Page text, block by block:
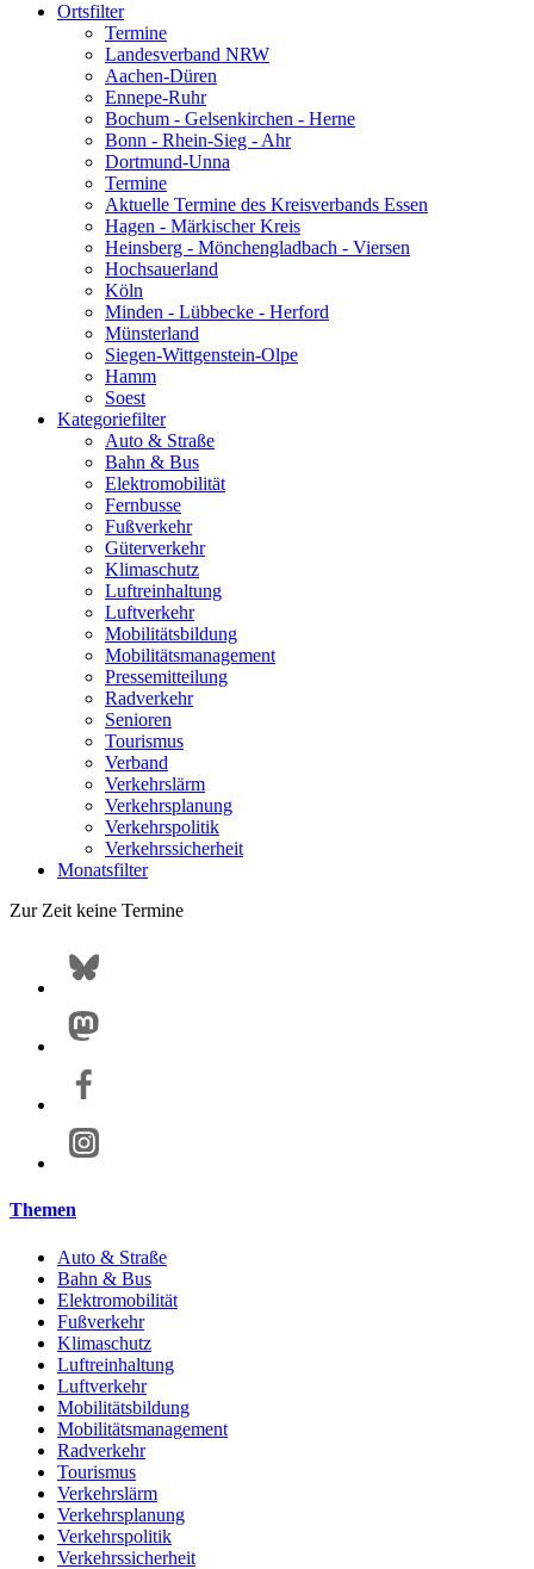
Ortsfilter
Termine
Landesverband NRW
Aachen-Düren
Ennepe-Ruhr
Bochum - Gelsenkirchen - Herne
Bonn - Rhein-Sieg - Ahr
Dortmund-Unna
Termine
Aktuelle Termine des Kreisverbands Essen
Hagen - Märkischer Kreis
Heinsberg - Mönchengladbach - Viersen
Hochsauerland
Köln
Minden - Lübbecke - Herford
Münsterland
Siegen-Wittgenstein-Olpe
Hamm
Soest
Kategoriefilter
Auto & Straße
Bahn & Bus
Elektromobilität
Fernbusse
Fußverkehr
Güterverkehr
Klimaschutz
Luftreinhaltung
Luftverkehr
Mobilitätsbildung
Mobilitätsmanagement
Pressemitteilung
Radverkehr
Senioren
Tourismus
Verband
Verkehrslärm
Verkehrsplanung
Verkehrspolitik
Verkehrssicherheit
Monatsfilter
Zur Zeit keine Termine
Themen
Auto & Straße
Bahn & Bus
Elektromobilität
Fußverkehr
Klimaschutz
Luftreinhaltung
Luftverkehr
Mobilitätsbildung
Mobilitätsmanagement
Radverkehr
Tourismus
Verkehrslärm
Verkehrsplanung
Verkehrspolitik
Verkehrssicherheit